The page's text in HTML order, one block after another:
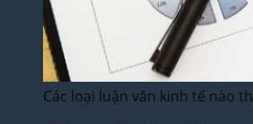
Các loại luận văn kinh tế nào